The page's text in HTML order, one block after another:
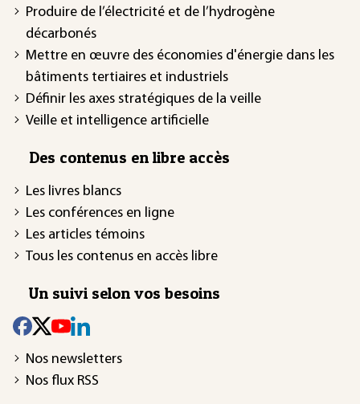
Produire de l’électricité et de l’hydrogène
décarbonés
Mettre en œuvre des économies d'énergie dans les
bâtiments tertiaires et industriels
Définir les axes stratégiques de la veille
Veille et intelligence artificielle
Des contenus en libre accès
Les livres blancs
Les conférences en ligne
Les articles témoins
Tous les contenus en accès libre
Un suivi selon vos besoins
Nos newsletters
Nos flux RSS